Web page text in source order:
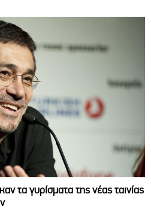
τα γυρίσματα της νέας ταινίας